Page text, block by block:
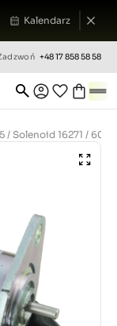
Kalendarz
+48 17 858 58 58
/ Solenoid 16271 /